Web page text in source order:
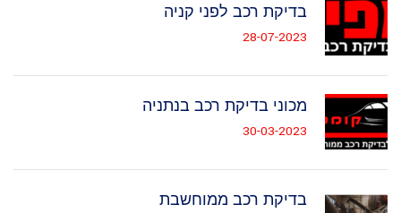
בדיקת רכב לפני קניה
28-07-2023
מכוני בדיקת רכב בנתניה
30-03-2023
בדיקת רכב ממוחשבת